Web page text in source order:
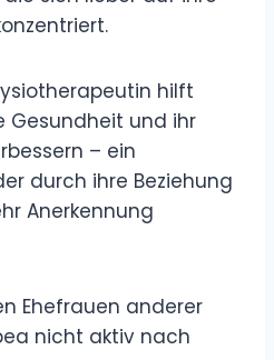
hilft
Gesundheit und ihr
– ein
durch ihre Beziehung
Anerkennung
Ehefrauen anderer
nicht aktiv nach